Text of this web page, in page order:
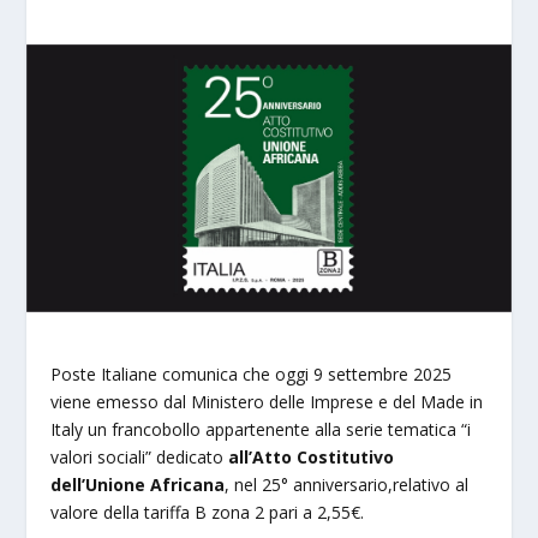
Poste Italiane comunica che oggi 9 settembre 2025
viene emesso dal Ministero delle Imprese e del Made in
Italy un francobollo appartenente alla serie tematica “i
valori sociali” dedicato all’Atto Costitutivo
dell’Unione Africana, nel 25° anniversario,relativo al
valore della tariffa B zona 2 pari a 2,55€.